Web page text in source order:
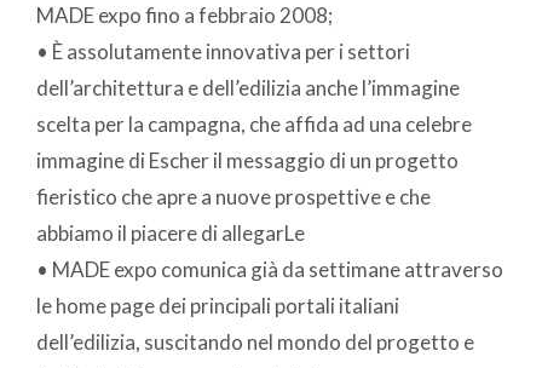
MADE expo fino a febbraio 2008;
• È assolutamente innovativa per i settori
dell’architettura e dell’edilizia anche l’immagine
scelta per la campagna, che affida ad una celebre
immagine di Escher il messaggio di un progetto
fieristico che apre a nuove prospettive e che
abbiamo il piacere di allegarLe
• MADE expo comunica già da settimane attraverso
le home page dei principali portali italiani
dell’edilizia, suscitando nel mondo del progetto e